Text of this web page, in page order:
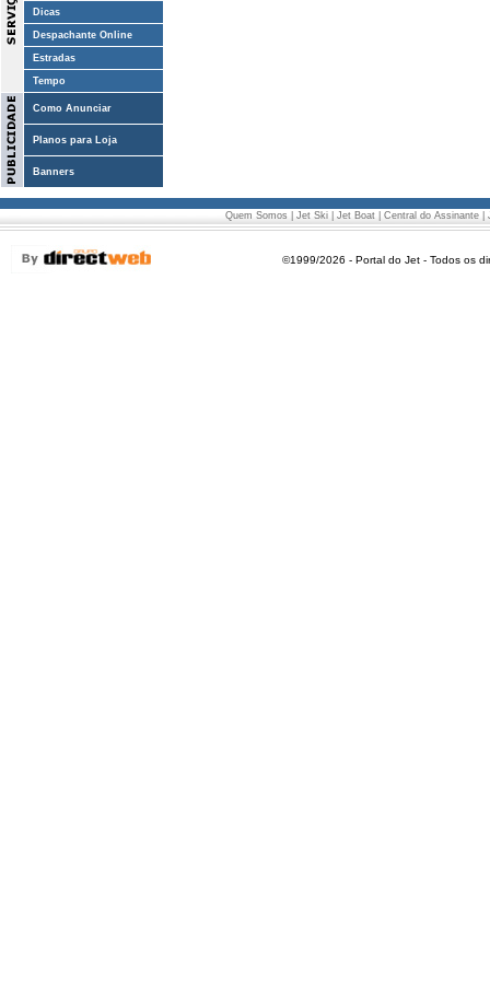
Dicas
Despachante Online
Estradas
Tempo
Como Anunciar
Planos para Loja
Banners
Quem Somos Jet Ski| Jet Boat| Central do Assinante|
©1999/2026 - Portal do Jet - Todos os